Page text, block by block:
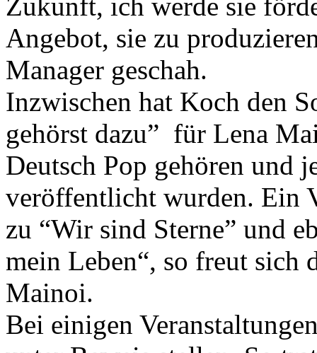
Angebot, sie zu
Manager geschah.
Inzwischen hat Koch den
gehörst dazu” für Lena
Deutsch Pop gehören und
veröffentlicht wurden. Ein
zu “Wir sind Sterne” und
mein Leben“, so freut sich
Mainoi.
Bei einigen